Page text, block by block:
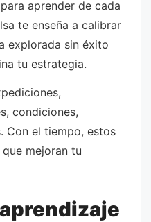
aprender de cada
te enseña a calibrar
explorada sin éxito
tu estrategia.
condiciones,
Con el tiempo, estos
mejoran tu